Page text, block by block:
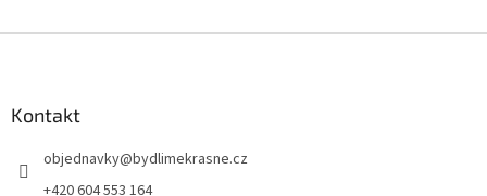
Kontakt
objednavky@bydlimekrasne.cz
+420 604 553 164